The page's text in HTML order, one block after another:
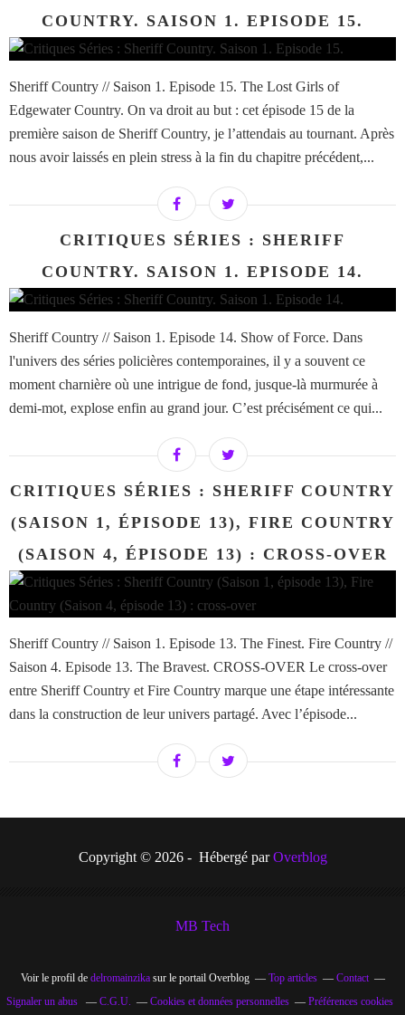
COUNTRY. SAISON 1. EPISODE 15.
Sheriff Country // Saison 1. Episode 15. The Lost Girls of
Edgewater Country. On va droit au but : cet épisode 15 de la
première saison de Sheriff Country, je l’attendais au tournant. Après
nous avoir laissés en plein stress à la fin du chapitre précédent,...
CRITIQUES SÉRIES : SHERIFF
COUNTRY. SAISON 1. EPISODE 14.
Sheriff Country // Saison 1. Episode 14. Show of Force. Dans
l'univers des séries policières contemporaines, il y a souvent ce
moment charnière où une intrigue de fond, jusque-là murmurée à
demi-mot, explose enfin au grand jour. C’est précisément ce qui...
CRITIQUES SÉRIES : SHERIFF COUNTRY
(SAISON 1, ÉPISODE 13), FIRE COUNTRY
(SAISON 4, ÉPISODE 13) : CROSS-OVER
Sheriff Country // Saison 1. Episode 13. The Finest. Fire Country //
Saison 4. Episode 13. The Bravest. CROSS-OVER Le cross-over
entre Sheriff Country et Fire Country marque une étape intéressante
dans la construction de leur univers partagé. Avec l’épisode...
Copyright © 2026 - Hébergé parOverblog
MB Tech
Voir le profil de delromainzikasur le portail Overblog Top articles
Contact
Signaler un abus
C.G.U. Cookies et données personnelles Préférences cookies